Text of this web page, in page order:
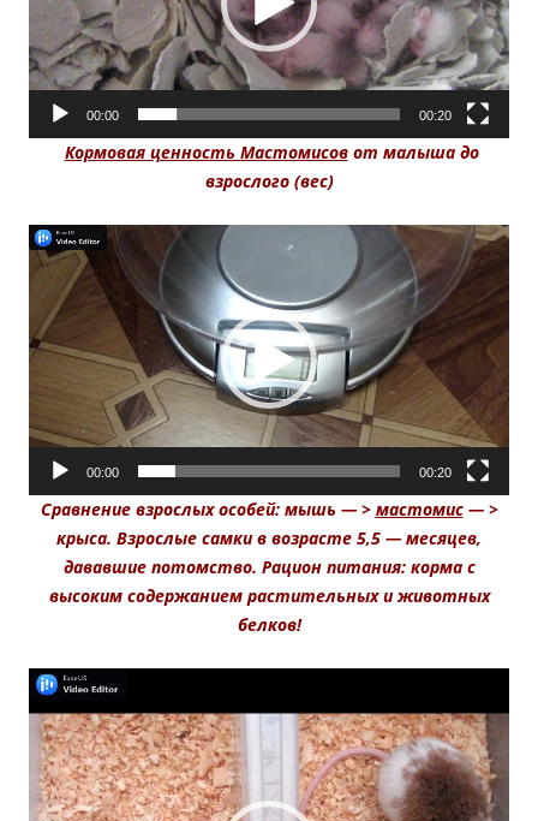
00:00 00:20
Кормовая ценность Мастомисовот малыша до
взрослого (вес)
Видеоплеер
00:00 00:20
Сравнение взрослых особей: мышь — > мастомис— >
крыса. Взрослые самки в возрасте 5,5 — месяцев,
дававшие потомство. Рацион питания: корма с
высоким содержанием растительных и животных
белков!
Видеоплеер